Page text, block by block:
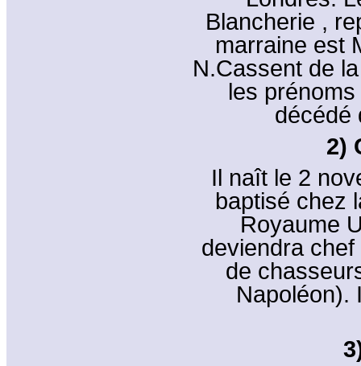
Blancherie ,
marraine est
N.Cassent de
les
décédé
2)
Il naît le 2
baptisé chez
Royaume
deviendra chef
de
Napoléon).